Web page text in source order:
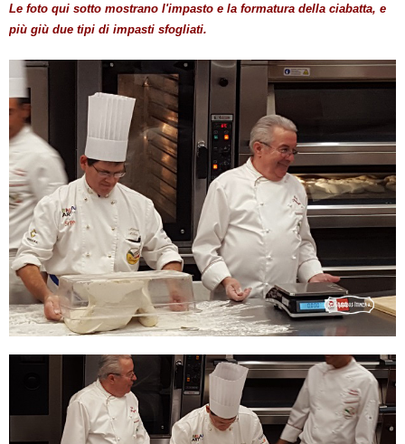
Le foto qui sotto mostrano l'impasto e la formatura della ciabatta, e
più giù due tipi di impasti sfogliati.